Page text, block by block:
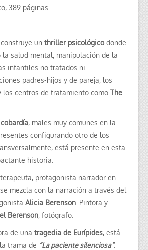
389 páginas.
construye un thriller psicológico donde
la salud mental, manipulación de la
infantiles no tratados ni
padres-hijos y de pareja, los
los centros de tratamiento como The
, males muy comunes en la
configurando otro de los
está presente en esta
historia.
protagonista narrador en
mezcla con la narración a través del
Alicia Berenson . Pintora y
Berenson, fotógrafo.
de una tragedia de Eurípides, está
trama de “La paciente silenciosa”.